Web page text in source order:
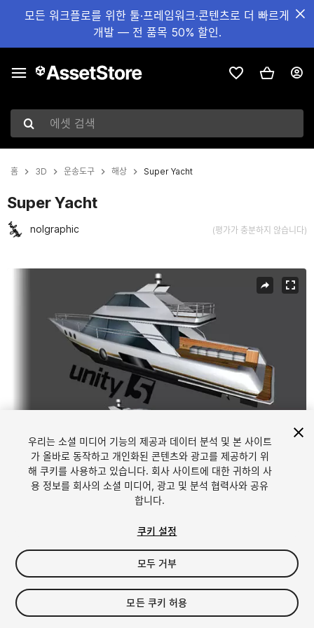
모든 워크플로를 위한 툴·프레임워크·콘텐츠로 더 빠르게
개발 — 전 품목 50% 할인.
에셋 검색
홈 3D 운송도구 해상 Super Yacht
Super Yacht
nolgraphic (평가가 충분하지 않습니다)
6
$5
우리는 소셜 미디어 기능의 제공과 데이터 분석 및 본 사이트
가 올바로 동작하고 개인화된 콘텐츠와 광고를 제공하기 위
해 쿠키를 사용하고 있습니다. 회사 사이트에 대한 귀하의 사
용 정보를 회사의 소셜 미디어, 광고 및 분석 협력사와 공유
합니다.
쿠키 설정
모두 거부
모든 쿠키 허용